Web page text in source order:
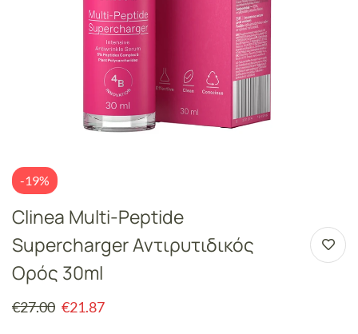
-19%
Clinea Multi-Peptide
Supercharger Αντιρυτιδικός
Ορός 30ml
€27.00 €21.87